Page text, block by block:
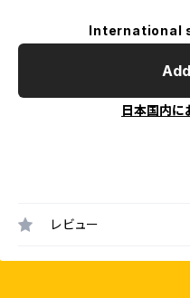
International
日本国内に
レビュー